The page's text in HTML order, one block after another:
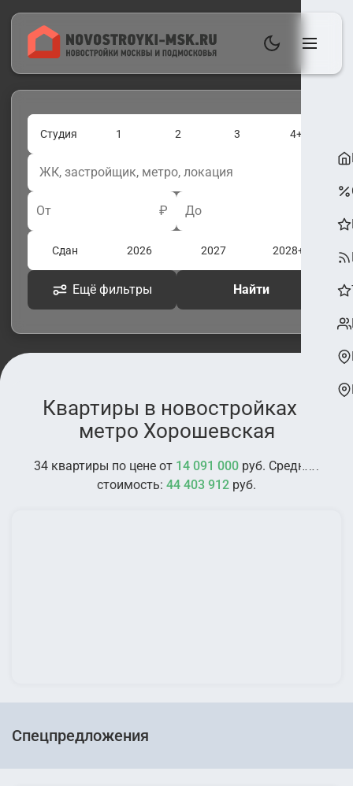
Студия 1 2 3 4+
От ₽ До
Сдан 2026 2027 2028+
Ещё фильтры Найти
Квартиры в новостройках у
метро Хорошевская
34 квартиры по цене от 14 091 000 руб. Средняя
стоимость: 44 403 912 руб.
Спецпредложения